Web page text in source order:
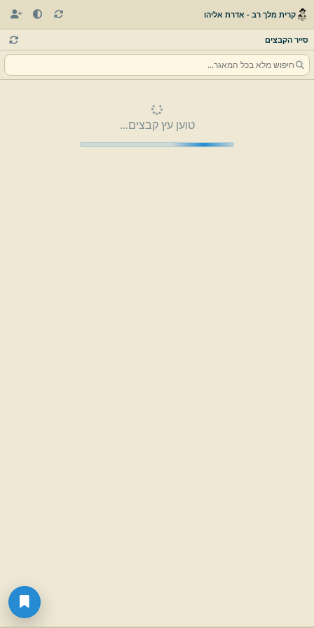
קרית מלך רב - אדרת אליהו
סייר הקבצים
טוען עץ קבצים...